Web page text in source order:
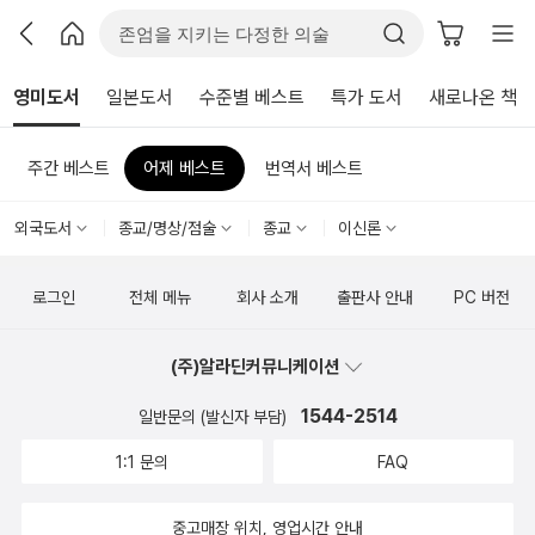
영미도서 일본도서 수준별 베스트 특가 도서 새로나온 책
주간 베스트 어제 베스트 번역서 베스트
외국도서 종교/명상/점술 종교 이신론
로그인 전체 메뉴 회사 소개 출판사 안내 PC 버전
(주)알라딘커뮤니케이션
일반문의 (발신자 부담) 1544-2514
1:1 문의 FAQ
중고매장 위치, 영업시간 안내